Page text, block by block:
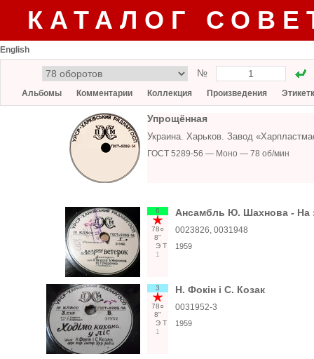
КАТАЛОГ
English
№
Альбомы Комментарии Коллекция Произведения
Упрощённая
Украина. Харьков. Завод
ГОСТ 5289-56 — Моно — 78 об/мин
6
78○
8"
Э Т
1
Ансамбль Ю. Шахнова - На
0023826, 0031948
1959
3
78○
8"
Э Т
1
Н. Фокін і С. Козак
0031952-3
1959